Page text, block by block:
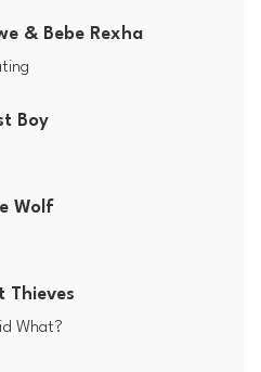
& Bebe Rexha
Boy
Wolf
Thieves
What?